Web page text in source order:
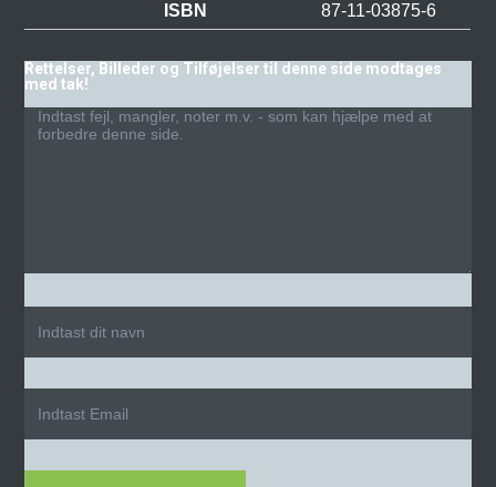
ISBN
87-11-03875-6
Rettelser, Billeder og Tilføjelser til denne side modtages
med tak!